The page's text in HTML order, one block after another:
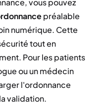
vous pouvez
préalable
numérique. Cette
tout en
Pour les patients
ou un médecin
l'ordonnance
validation.